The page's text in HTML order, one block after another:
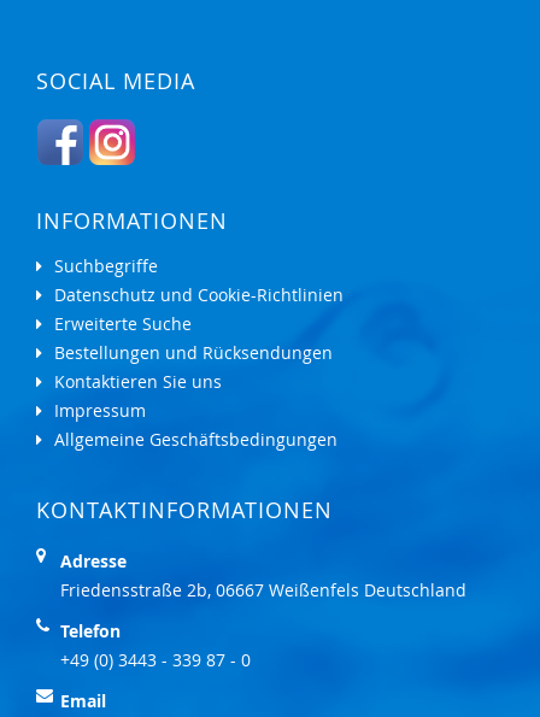
SOCIAL MEDIA
INFORMATIONEN
Suchbegriffe
Datenschutz und Cookie-Richtlinien
Erweiterte Suche
Bestellungen und Rücksendungen
Kontaktieren Sie uns
Impressum
Allgemeine Geschäftsbedingungen
KONTAKTINFORMATIONEN
Adresse
Friedensstraße 2b, 06667 Weißenfels Deutschland
Telefon
+49 (0) 3443 - 339 87 - 0
Email